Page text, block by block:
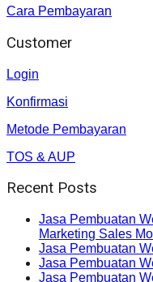
Cara Pembayaran
Customer
Login
Konfirmasi
Metode Pembayaran
TOS & AUP
Recent Posts
Jasa Pembuatan
Marketing Sales
Jasa Pembuatan
Jasa Pembuatan
Jasa Pembuatan